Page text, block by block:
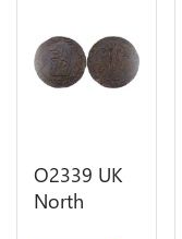
O2339 UK
North